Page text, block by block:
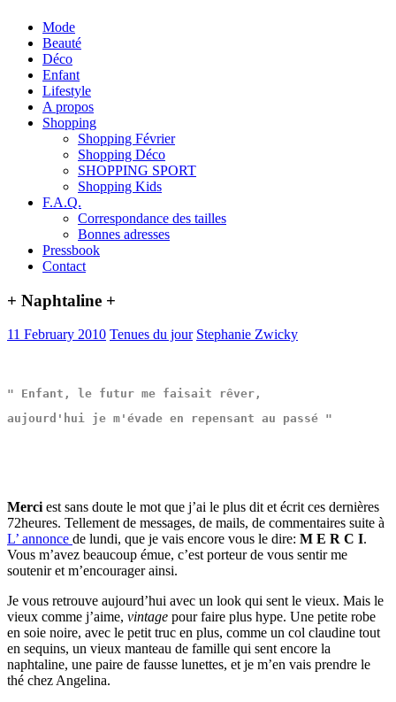
Mode
Beauté
Déco
Enfant
Lifestyle
A propos
Shopping
Shopping Février
Shopping Déco
SHOPPING SPORT
Shopping Kids
F.A.Q.
Correspondance des tailles
Bonnes adresses
Pressbook
Contact
+ Naphtaline +
11 February 2010 Tenues du jour Stephanie Zwicky
" Enfant, le futur me faisait rêver,
aujourd'hui je m'évade en repensant au passé "
Merci est sans doute le mot que j’ai le plus dit et écrit ces dernières
72heures. Tellement de messages, de mails, de commentaires suite à
L’ annonce de lundi, que je vais encore vous le dire: M E R C I.
Vous m’avez beaucoup émue, c’est porteur de vous sentir me
soutenir et m’encourager ainsi.
Je vous retrouve aujourd’hui avec un look qui sent le vieux. Mais le
vieux comme j’aime, vintage pour faire plus hype. Une petite robe
en soie noire, avec le petit truc en plus, comme un col claudine tout
en sequins, un vieux manteau de famille qui sent encore la
naphtaline, une paire de fausse lunettes, et je m’en vais prendre le
thé chez Angelina.